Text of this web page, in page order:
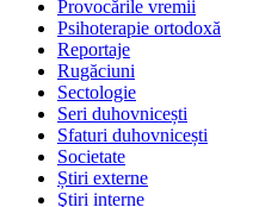
Provocările vremii
Psihoterapie ortodoxă
Reportaje
Rugăciuni
Sectologie
Seri duhovnicești
Sfaturi duhovnicești
Societate
Știri externe
Ştiri interne